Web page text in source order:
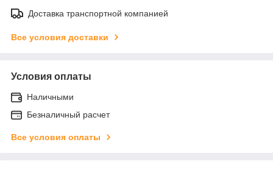
Доставка транспортной компанией
Все условия доставки
Условия оплаты
Наличными
Безналичный расчет
Все условия оплаты